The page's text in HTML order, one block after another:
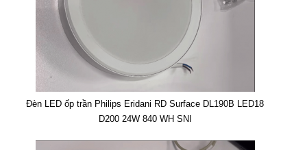
Đèn LED ốp trần Philips Eridani RD Surface DL190B LED18
D200 24W 840 WH SNI